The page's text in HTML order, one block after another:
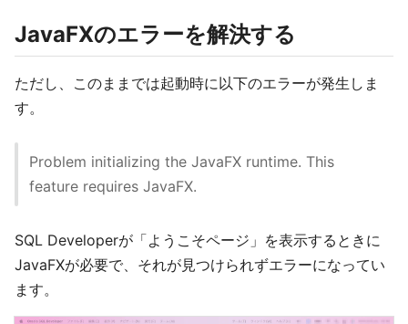
JavaFXのエラーを解決する
ただし、このままでは起動時に以下のエラーが発生しま
す。
Problem initializing the JavaFX runtime. This
feature requires JavaFX.
SQL Developerが「ようこそページ」を表示するときに
JavaFXが必要で、それが見つけられずエラーになってい
ます。